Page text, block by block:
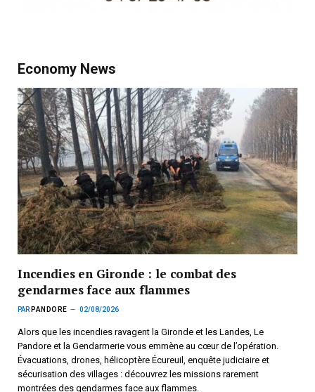
Economy News
Incendies en Gironde : le combat des
gendarmes face aux flammes
PAR PANDORE 02/08/2026
Alors que les incendies ravagent la Gironde et les Landes, Le
Pandore et la Gendarmerie vous emmène au cœur de l’opération.
Évacuations, drones, hélicoptère Écureuil, enquête judiciaire et
sécurisation des villages : découvrez les missions rarement
montrées des gendarmes face aux flammes.